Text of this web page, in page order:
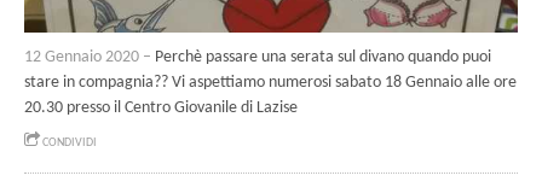
12 Gennaio 2020 – Perchè passare una serata sul divano quando puoi
stare in compagnia?? Vi aspettiamo numerosi sabato 18 Gennaio alle ore
20.30 presso il Centro Giovanile di Lazise
CONDIVIDI